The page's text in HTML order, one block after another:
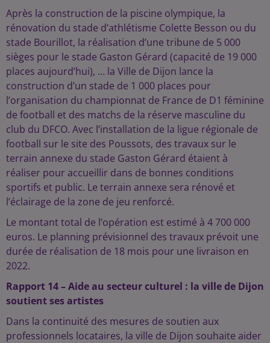
Après la construction de la piscine olympique, la
rénovation du stade d’athlétisme Colette Besson ou du
stade Bourillot, la réalisation d’une tribune de 5 000
sièges pour le stade Gaston Gérard (capacité de 19 000
places aujourd’hui), … la Ville de Dijon lance la
construction d’un stade de 1 000 places pour
l’organisation du championnat de France de D1 féminine
de football et des matchs de la réserve masculine du
club du DFCO. Avec l’installation de la ligue régionale de
football sur le site des Poussots, des travaux sur le
terrain annexe du stade Gaston Gérard étaient à
réaliser pour accueillir dans de bonnes conditions
sportifs et public. Le terrain annexe sera rénové et
l’éclairage de la zone de jeu renforcé.
Le montant total de l’opération est estimé à 4 700 000
euros. Le planning prévisionnel des travaux prévoit une
durée de réalisation de 18 mois pour une livraison en
2022.
Rapport 14 – Aide au secteur culturel : la ville de Dijon
soutient ses artistes
Dans la continuité des mesures de soutien aux
professionnels locataires, la ville de Dijon souhaite aider